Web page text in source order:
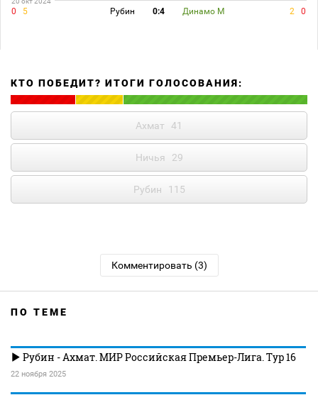
0 5 Рубин 0:4 Динамо М 2 0
КТО ПОБЕДИТ? ИТОГИ ГОЛОСОВАНИЯ:
Ахмат 41
Ничья 29
Рубин 115
Комментировать (3)
ПО ТЕМЕ
Рубин - Ахмат. МИР Российская Премьер-Лига. Тур 16
22 ноября 2025